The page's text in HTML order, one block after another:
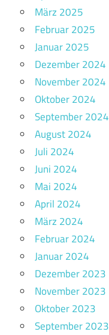
März 2025
Februar 2025
Januar 2025
Dezember 2024
November 2024
Oktober 2024
September 2024
August 2024
Juli 2024
Juni 2024
Mai 2024
April 2024
März 2024
Februar 2024
Januar 2024
Dezember 2023
November 2023
Oktober 2023
September 2023